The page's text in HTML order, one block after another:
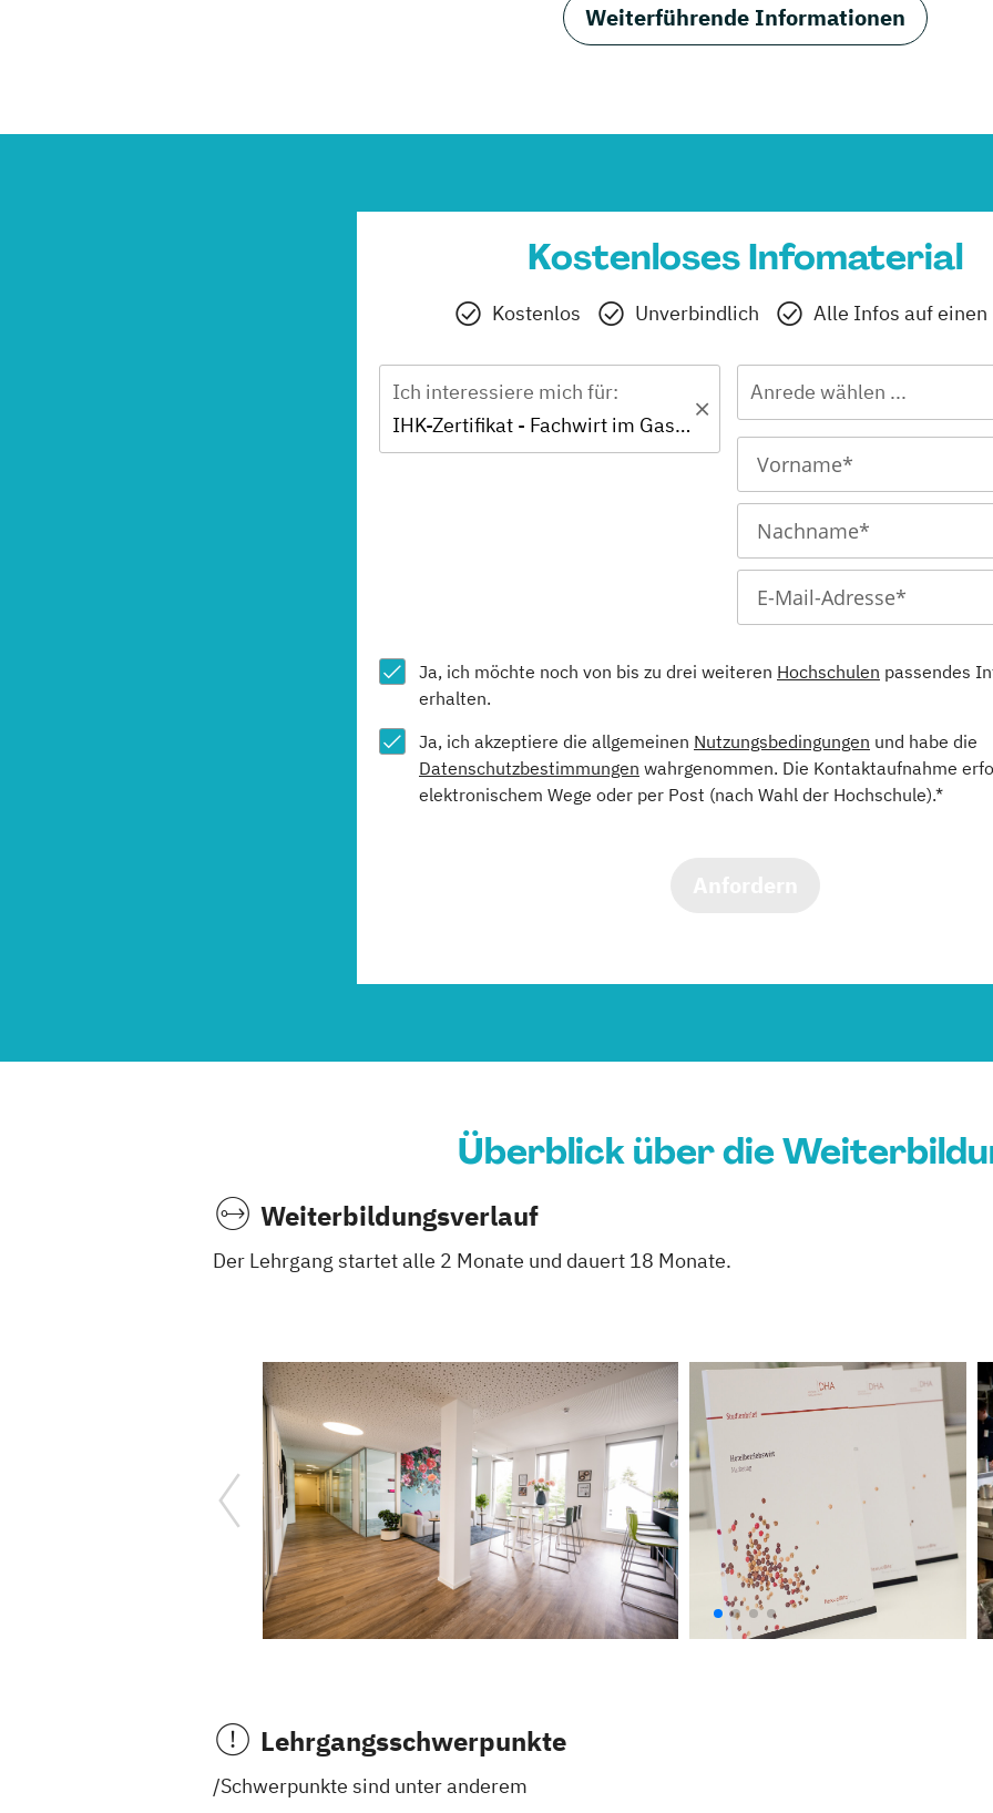
Weiterführende Informationen
Kostenloses Infomaterial
Kostenlos Unverbindlich Alle Infos auf einen
Ich interessiere mich für:
IHK-Zertifikat - Fachwirt im Gastgewerbe (IHK)
Anrede wählen ...
Ja, ich möchte noch von bis zu drei weiteren Hochschulen passendes
erhalten.
Ja, ich akzeptiere die allgemeinen Nutzungsbedingungen und habe die
Datenschutzbestimmungen wahrgenommen. Die Kontaktaufnahme
elektronischem Wege oder per Post (nach Wahl der Hochschule).*
Überblick über die
Weiterbildungsverlauf
Der Lehrgang startet alle 2 Monate und dauert 18 Monate.
Lehrgangsschwerpunkte
/Schwerpunkte sind unter anderem